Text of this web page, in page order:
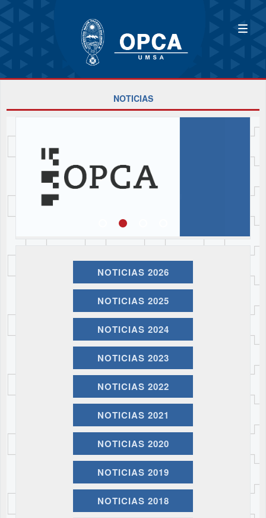
NOTICIAS
NOTICIAS 2026
NOTICIAS 2025
NOTICIAS 2024
NOTICIAS 2023
NOTICIAS 2022
NOTICIAS 2021
NOTICIAS 2020
NOTICIAS 2019
NOTICIAS 2018